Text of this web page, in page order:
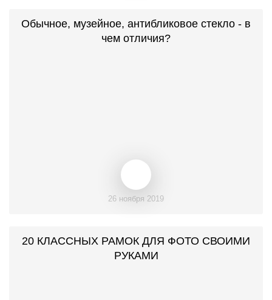
Обычное, музейное, антибликовое стекло - в
чем отличия?
26 ноября 2019
20 КЛАССНЫХ РАМОК ДЛЯ ФОТО СВОИМИ
РУКАМИ